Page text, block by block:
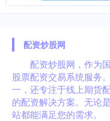
配资炒股网
配资炒股网，作为
股票配资交易系统服务
一，还专注于线上期货
的配资解决方案。无论
站都能满足您的需求。